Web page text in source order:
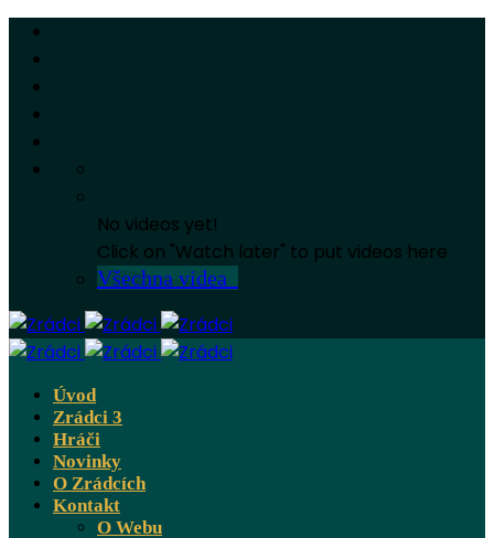
No videos yet!
Click on "Watch later" to put videos here
Všechna videa
Úvod
Zrádci 3
Hráči
Novinky
O Zrádcích
Kontakt
O Webu